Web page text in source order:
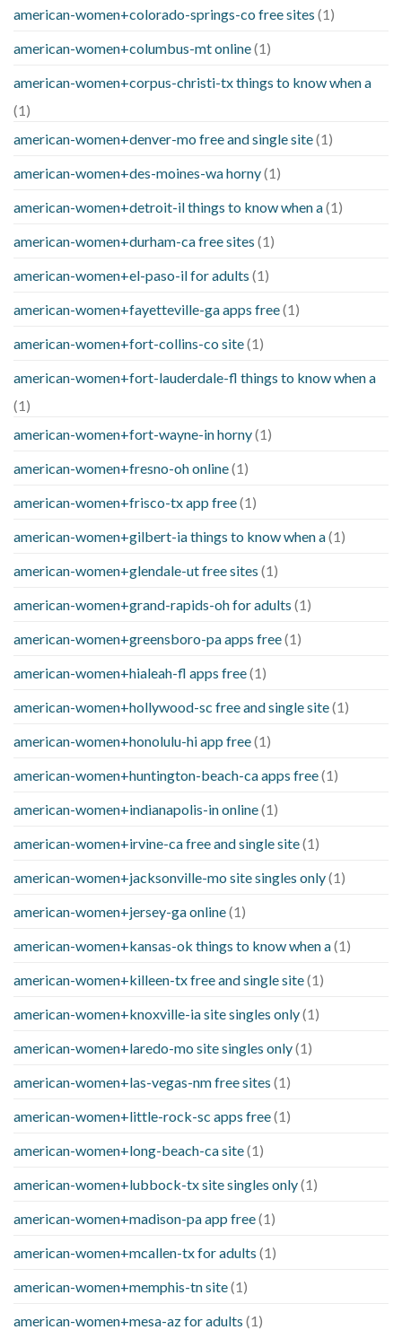
american-women+colorado-springs-co free sites (1)
american-women+columbus-mt online(1)
american-women+corpus-christi-tx things to know when a
(1)
american-women+denver-mo free and single site(1)
american-women+des-moines-wa horny(1)
american-women+detroit-il things to know when a(1)
american-women+durham-ca free sites (1)
american-women+el-paso-il for adults (1)
american-women+fayetteville-ga apps free(1)
american-women+fort-collins-co site(1)
american-women+fort-lauderdale-fl things to know when a
(1)
american-women+fort-wayne-in horny(1)
american-women+fresno-oh online(1)
american-women+frisco-tx app free(1)
american-women+gilbert-ia things to know when a(1)
american-women+glendale-ut free sites (1)
american-women+grand-rapids-oh for adults (1)
american-women+greensboro-pa apps free(1)
american-women+hialeah-fl apps free(1)
american-women+hollywood-sc free and single site(1)
american-women+honolulu-hi app free(1)
american-women+huntington-beach-ca apps free(1)
american-women+indianapolis-in online(1)
american-women+irvine-ca free and single site(1)
american-women+jacksonville-mo site singles only(1)
american-women+jersey-ga online(1)
american-women+kansas-ok things to know when a(1)
american-women+killeen-tx free and single site(1)
american-women+knoxville-ia site singles only(1)
american-women+laredo-mo site singles only(1)
american-women+las-vegas-nm free sites (1)
american-women+little-rock-sc apps free(1)
american-women+long-beach-ca site(1)
american-women+lubbock-tx site singles only(1)
american-women+madison-pa app free(1)
american-women+mcallen-tx for adults (1)
american-women+memphis-tn site(1)
american-women+mesa-az for adults (1)